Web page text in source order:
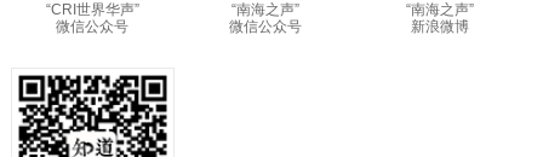
“CRI世界华声”
微信公众号
“南海之声”
微信公众号
“南海之声”
新浪微博